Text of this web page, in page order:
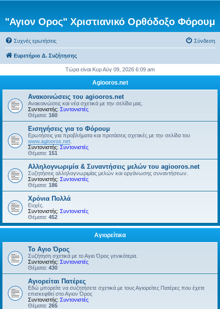
"Αγιον Ορος" Χριστιανικό Ορθόδοξο Φόρουμ
Συχνές ερωτήσεις Σύνδεση
Ευρετήριο Δ. Συζήτησης
Τώρα είναι Κυρ Αύγ 09, 2026 6:09 am
Agiooros.net
Ανακοινώσεις του agiooros.net
Ανακοινώσεις και νέα σχετικά με την σελίδα μας.
Συντονιστής: Συντονιστές
Θέματα: 160
Εισηγήσεις για το Φόρουμ
Ερωτήσεις για προβλήματα και προτάσεις σχετικές με την σελίδα του
www.agiooros.net
Συντονιστής: Συντονιστές
Θέματα: 151
Αλληλογνωριμία & Συναντήσεις μελών του agiooros.net
Συζητήσεις αλληλογνωριμίας μελών και οργάνωσης συναντήσεων.
Συντονιστής: Συντονιστές
Θέματα: 186
Χρόνια Πολλά
Ευχές.
Συντονιστής: Συντονιστές
Θέματα: 452
Αγιορείτικα
Το Αγιο Όρος
Συζήτηση σχετικά με το Αγιο Όρος γενικότερα.
Συντονιστής: Συντονιστές
Θέματα: 430
Αγιορείται Πατέρες
Εδώ μπορείτε να συζητήσετε σχετικά με τους Αγιορείτες Πατέρες που έχετε
επισκεφθεί στο Αγιον Όρος
Συντονιστής: Συντονιστές
Θέματα: 265